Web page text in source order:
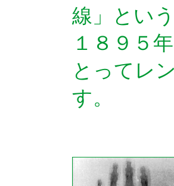
線」とい
１８９５
とってレ
す。